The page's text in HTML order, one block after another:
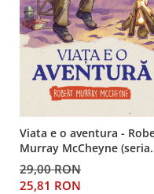
Viata e o aventura -
Murray McCheyne (seria
biografii)
29,00 RON
25,81 RON